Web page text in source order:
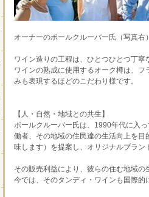
オーナーのポールクルーバー氏（写真右
ワイン造りの工程は、ひとつひとつ丁寧
ワインの熟成に使用するオーク樽は、
みも表現するほどのこだわり様です。
【人・自然・地域との共生】
ポールクルーバー氏は、1990年代に入
働者、その地域の住民達の生活向上を
味します）を提案し、オリジナルブラン
その販売利益により、彼らの住む地域の
今では、そのタンディ・ワインも国際的